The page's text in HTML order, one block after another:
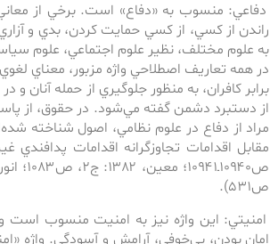
دفاعي: منسوب به «‌دفاع» است. ‌برخي از
راندن از كسي، از كسي حمايت كردن، بدي و
به‌ علوم مختلف، نظير علوم اجتماعي، علوم
در همه تعاريف اصطلاحي واژه مزبور، معناي
برابر كافران، به منظور جلوگيري از حمله
از دستبرد دشمن گفته مي‌شود. در حقوق، از
مراد از دفاع در علوم نظامي، اصول شناخته
ص۵۳۱).
امنيتي: اين واژه نيز به ‌امنيت منسوب است‌
امان بودن، بي‌خوفي، آرامش و آسودگي. واژه